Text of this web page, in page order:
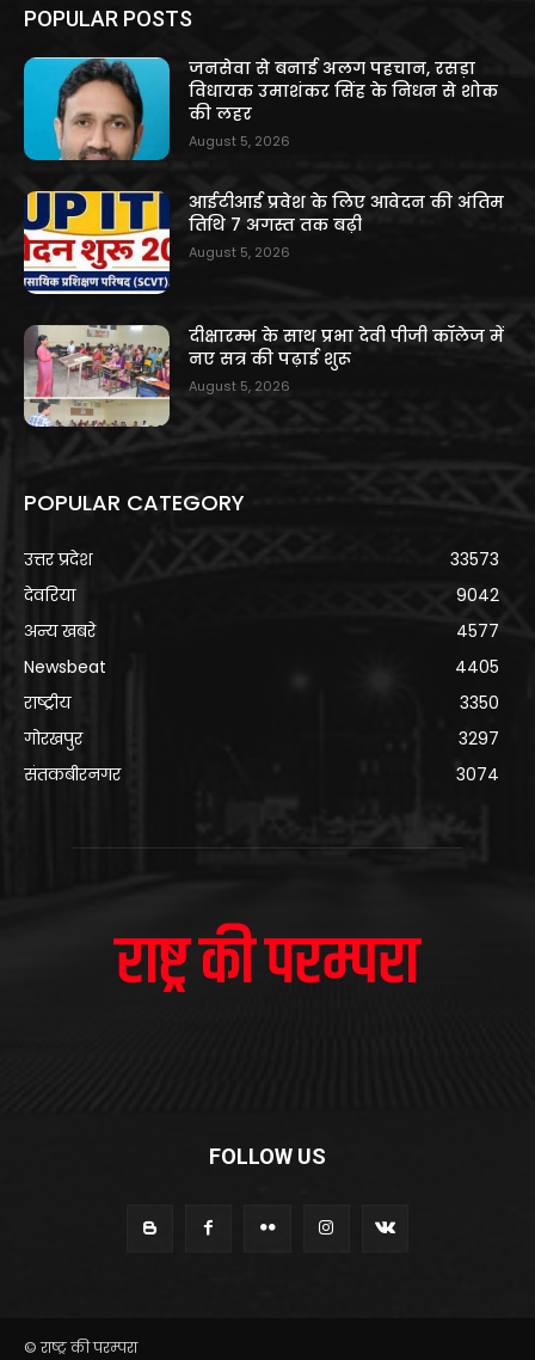
POPULAR POSTS
जनसेवा से बनाई अलग पहचान, रसड़ा
विधायक उमाशंकर सिंह के निधन से शोक
की लहर
August 5, 2026
आईटीआई प्रवेश के लिए आवेदन की अंतिम
तिथि 7 अगस्त तक बढ़ी
August 5, 2026
दीक्षारम्भ के साथ प्रभा देवी पीजी कॉलेज में
नए सत्र की पढ़ाई शुरू
August 5, 2026
POPULAR CATEGORY
उत्तर प्रदेश
33573
देवरिया
9042
अन्य खबरे
4577
Newsbeat
4405
राष्ट्रीय
3350
गोरखपुर
3297
संतकबीरनगर
3074
FOLLOW US
© राष्ट्र की परम्परा